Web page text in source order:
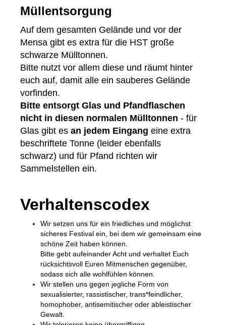
Müllentsorgung
Auf dem gesamten Gelände und vor der
Mensa gibt es extra für die HST große
schwarze Mülltonnen.
Bitte nutzt vor allem diese und räumt hinter
euch auf, damit alle ein sauberes Gelände
vorfinden.
Bitte entsorgt Glas und Pfandflaschen
nicht in diesen normalen Mülltonnen - für
Glas gibt esan jedem Eingang eine extra
beschriftete Tonne (leider ebenfalls
schwarz) und für Pfand richten wir
Sammelstellen ein.
Verhaltenscodex
Wir setzen uns für ein friedliches und möglichst
sicheres Festival ein, bei dem wir gemeinsam eine
schöne Zeit haben können.
Bitte gebt aufeinander Acht und verhaltet Euch
rücksichtsvoll Euren Mitmenschen gegenüber,
sodass sich alle wohlfühlen können.
Wir stellen uns gegen jegliche Form von
sexualisierter, rassistischer, trans*feindlicher,
homophober, antisemitischer oder ableistischer
Gewalt.